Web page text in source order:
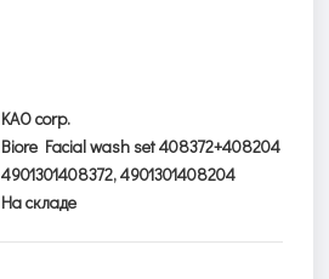
KAO corp.
Biore Facial wash set 408372+408204
4901301408372, 4901301408204
На складе